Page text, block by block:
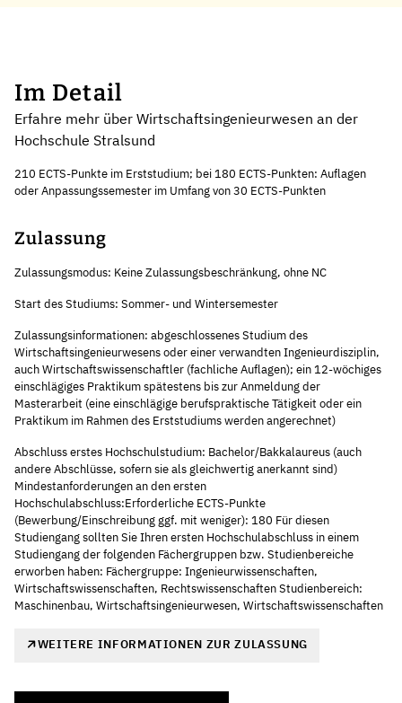
Im Detail
Erfahre mehr über Wirtschaftsingenieurwesen an der
Hochschule Stralsund
210 ECTS-Punkte im Erststudium; bei 180 ECTS-Punkten: Auflagen
oder Anpassungssemester im Umfang von 30 ECTS-Punkten
Zulassung
Zulassungsmodus: Keine Zulassungsbeschränkung, ohne NC
Start des Studiums: Sommer- und Wintersemester
Zulassungsinformationen: abgeschlossenes Studium des
Wirtschaftsingenieurwesens oder einer verwandten Ingenieurdisziplin,
auch Wirtschaftswissenschaftler (fachliche Auflagen); ein 12-wöchiges
einschlägiges Praktikum spätestens bis zur Anmeldung der
Masterarbeit (eine einschlägige berufspraktische Tätigkeit oder ein
Praktikum im Rahmen des Erststudiums werden angerechnet)
Abschluss erstes Hochschulstudium: Bachelor/Bakkalaureus (auch
andere Abschlüsse, sofern sie als gleichwertig anerkannt sind)
Mindestanforderungen an den ersten
Hochschulabschluss:Erforderliche ECTS-Punkte
(Bewerbung/Einschreibung ggf. mit weniger): 180 Für diesen
Studiengang sollten Sie Ihren ersten Hochschulabschluss in einem
Studiengang der folgenden Fächergruppen bzw. Studienbereiche
erworben haben: Fächergruppe: Ingenieurwissenschaften,
Wirtschaftswissenschaften, Rechtswissenschaften Studienbereich:
Maschinenbau, Wirtschaftsingenieurwesen, Wirtschaftswissenschaften
WEITERE INFORMATIONEN ZUR ZULASSUNG